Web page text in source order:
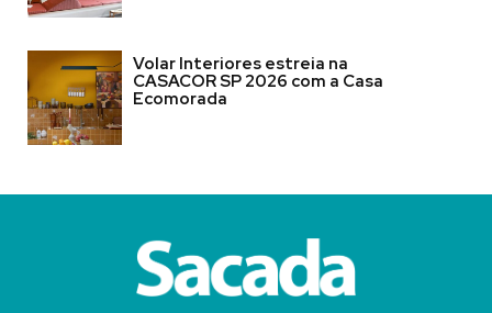
Volar Interiores estreia na
CASACOR SP 2026 com a Casa
Ecomorada